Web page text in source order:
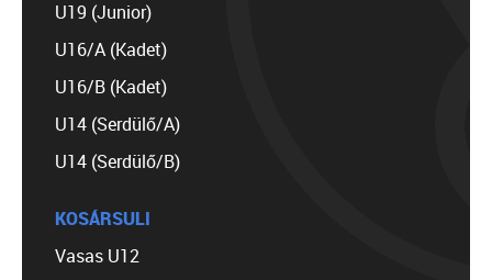
U19 (Junior)
U16/A (Kadet)
U16/B (Kadet)
U14 (Serdülő/A)
U14 (Serdülő/B)
KOSÁRSULI
Vasas U12